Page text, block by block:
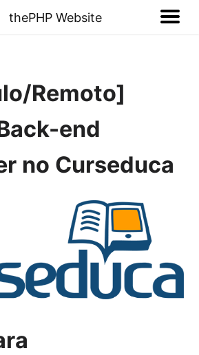
thePHP Website
Remoto]
end
no Curseduca